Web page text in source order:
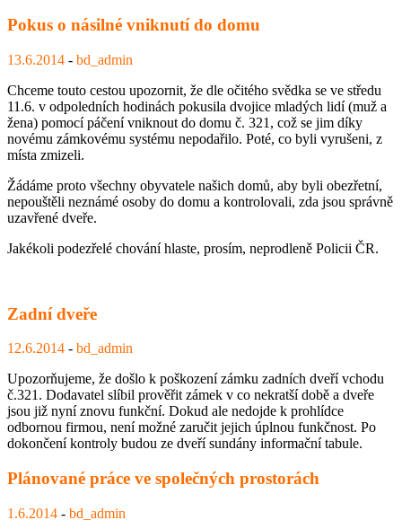
Pokus o násilné vniknutí do domu
13.6.2014 - bd_admin
Chceme touto cestou upozornit, že dle očitého svědka se ve středu
11.6. v odpoledních hodinách pokusila dvojice mladých lidí (muž a
žena) pomocí páčení vniknout do domu č. 321, což se jim díky
novému zámkovému systému nepodařilo. Poté, co byli vyrušeni, z
místa zmizeli.
Žádáme proto všechny obyvatele našich domů, aby byli obezřetní,
nepouštěli neznámé osoby do domu a kontrolovali, zda jsou správně
uzavřené dveře.
Jakékoli podezřelé chování hlaste, prosím, neprodleně Policii ČR.
Zadní dveře
12.6.2014 - bd_admin
Upozorňujeme, že došlo k poškození zámku zadních dveří vchodu
č.321. Dodavatel slíbil prověřit zámek v co nekratší době a dveře
jsou již nyní znovu funkční. Dokud ale nedojde k prohlídce
odbornou firmou, není možné zaručit jejich úplnou funkčnost. Po
dokončení kontroly budou ze dveří sundány informační tabule.
Plánované práce ve společných prostorách
1.6.2014 - bd_admin